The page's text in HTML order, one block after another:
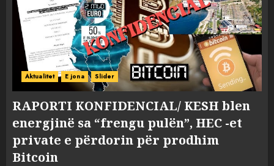
Aktualitet E jona Slider
RAPORTI KONFIDENCIAL/ KESH blen
energjinë sa “frengu pulën”, HEC -et
private e përdorin për prodhim
Bitcoin